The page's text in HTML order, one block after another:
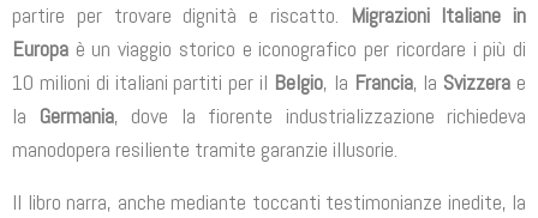
partire per trovare dignità e riscatto. Migrazioni Italiane in
Europa è un viaggio storico e iconografico per ricordare i più di
10 milioni di italiani partiti per il Belgio, la Francia, la Svizzera e
la Germania, dove la fiorente industrializzazione richiedeva
manodopera resiliente tramite garanzie illusorie.
​Il libro narra, anche mediante toccanti testimonianze inedite, la